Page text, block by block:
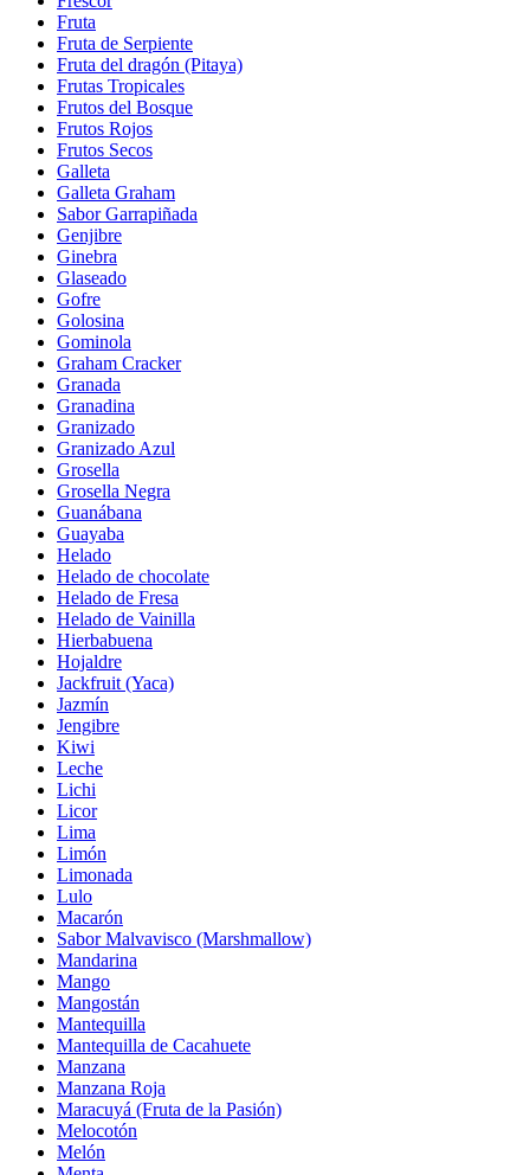
Fruta
Fruta de Serpiente
Fruta del dragón (Pitaya)
Frutas Tropicales
Frutos del Bosque
Frutos Rojos
Frutos Secos
Galleta
Galleta Graham
Sabor Garrapiñada
Genjibre
Ginebra
Glaseado
Gofre
Golosina
Gominola
Graham Cracker
Granada
Granadina
Granizado
Granizado Azul
Grosella
Grosella Negra
Guanábana
Guayaba
Helado
Helado de chocolate
Helado de Fresa
Helado de Vainilla
Hierbabuena
Hojaldre
Jackfruit (Yaca)
Jazmín
Jengibre
Kiwi
Leche
Lichi
Licor
Lima
Limón
Limonada
Lulo
Macarón
Sabor Malvavisco (Marshmallow)
Mandarina
Mango
Mangostán
Mantequilla
Mantequilla de Cacahuete
Manzana
Manzana Roja
Maracuyá (Fruta de la Pasión)
Melocotón
Melón